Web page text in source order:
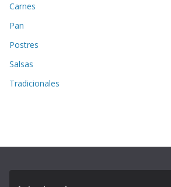
Carnes
Pan
Postres
Salsas
Tradicionales